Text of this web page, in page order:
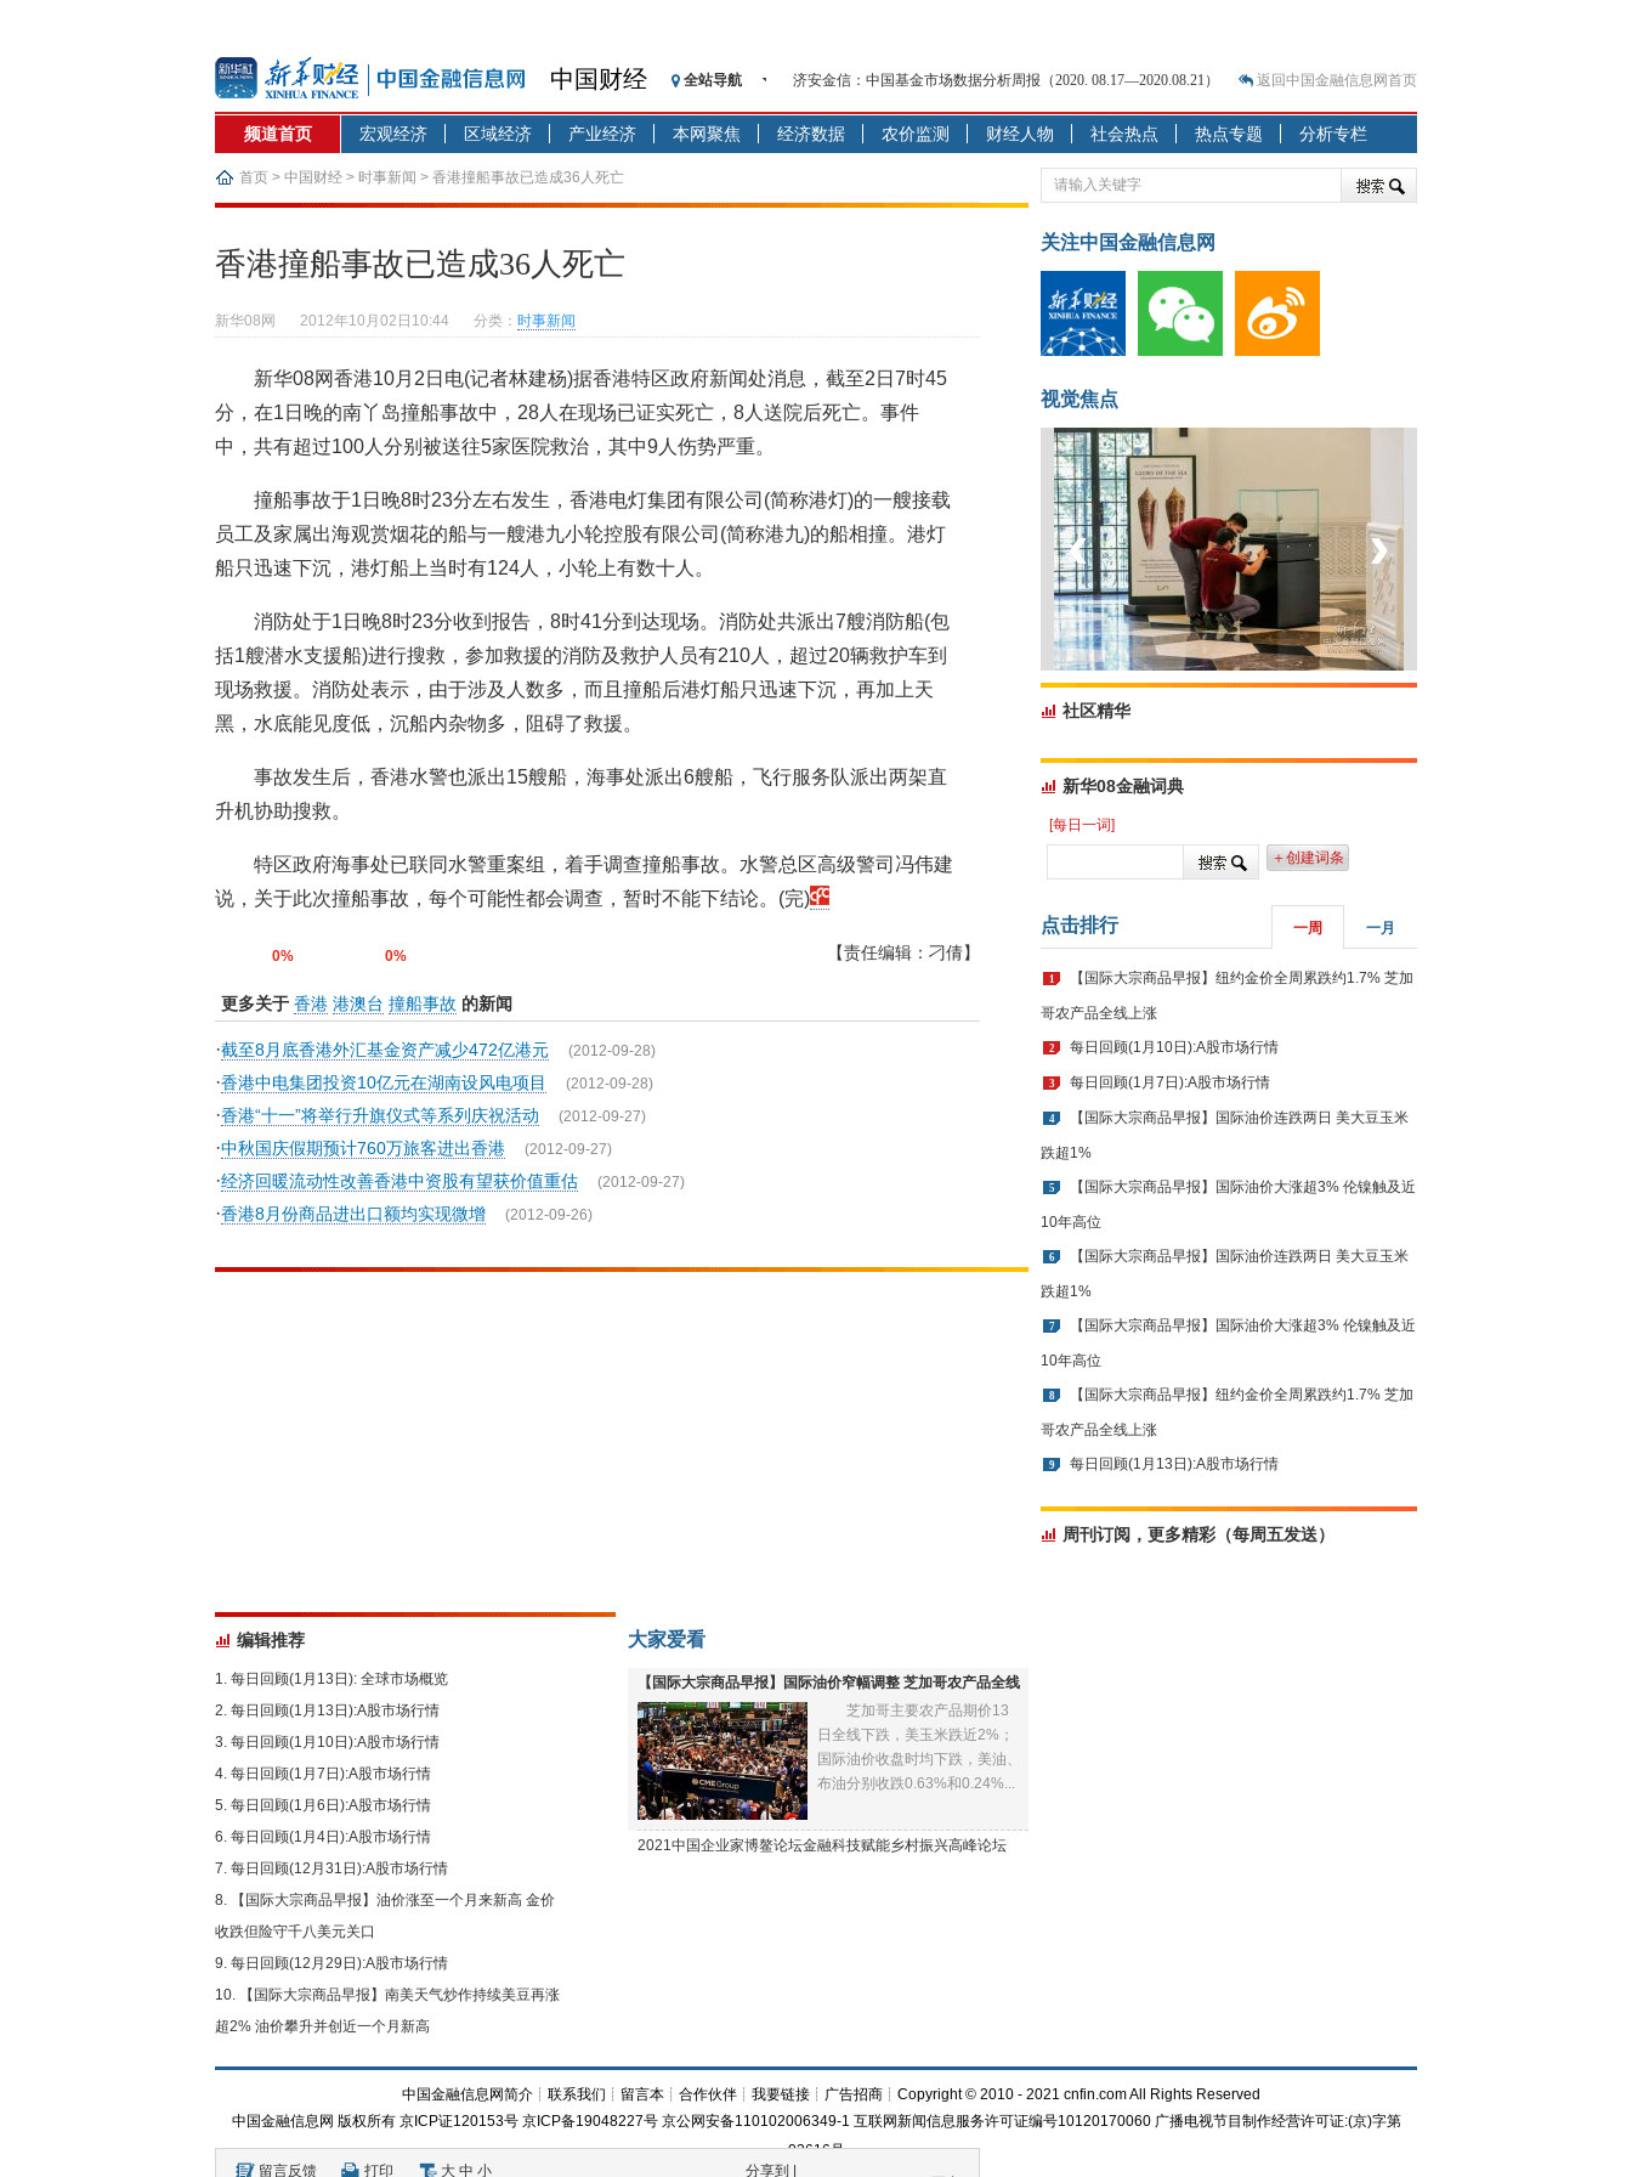
中国财经 全站导航
济安金信：中国基金市场数据分析周报（2020. 08.17—2020.08.21）
【见·闻】疫情下，新加坡旅游业步履维艰
记者手记：疫情下的香港零售业如何浴火重生？
【见·闻】疫情下一家香港传统零售商的转型突围之旅
济安金信：中国基金市场数据分析周报（2020. 07.27—2020.07.31）
【新华财经调查】同业存单、结构性存款玩起“跷跷板” 结构性失衡藏
央行公开市场净投放300亿元 短端资金利率明显下行
基本面及股市双轮冲击 债市回调十年期债表现最弱
沥青期货连续两日涨逾3% 沪银及两粕涨势喜人
恒生聚源：北斗收官之星发射成功，全产业链解析
返回中国金融信息网首页
频道首页 宏观经济 区域经济 产业经济 本网聚焦 经济数据 农价监测 财经人物 社会热点 热点专题 分析专栏
首页 > 中国财经 > 时事新闻 > 香港撞船事故已造成36人死亡
香港撞船事故已造成36人死亡
新华08网 2012年10月02日10:44 分类： 时事新闻
新华08网香港10月2日电(记者林建杨)据香港特区政府新闻处消息，截至2日7时45
分，在1日晚的南丫岛撞船事故中，28人在现场已证实死亡，8人送院后死亡。事件
中，共有超过100人分别被送往5家医院救治，其中9人伤势严重。
撞船事故于1日晚8时23分左右发生，香港电灯集团有限公司(简称港灯)的一艘接载
员工及家属出海观赏烟花的船与一艘港九小轮控股有限公司(简称港九)的船相撞。港灯
船只迅速下沉，港灯船上当时有124人，小轮上有数十人。
消防处于1日晚8时23分收到报告，8时41分到达现场。消防处共派出7艘消防船(包
括1艘潜水支援船)进行搜救，参加救援的消防及救护人员有210人，超过20辆救护车到
现场救援。消防处表示，由于涉及人数多，而且撞船后港灯船只迅速下沉，再加上天
黑，水底能见度低，沉船内杂物多，阻碍了救援。
事故发生后，香港水警也派出15艘船，海事处派出6艘船，飞行服务队派出两架直
升机协助搜救。
特区政府海事处已联同水警重案组，着手调查撞船事故。水警总区高级警司冯伟建
说，关于此次撞船事故，每个可能性都会调查，暂时不能下结论。(完)
0% 0% 【责任编辑：刁倩】
更多关于 香港 港澳台 撞船事故 的新闻
·截至8月底香港外汇基金资产减少472亿港元 (2012-09-28)
·香港中电集团投资10亿元在湖南设风电项目 (2012-09-28)
·香港“十一”将举行升旗仪式等系列庆祝活动 (2012-09-27)
·中秋国庆假期预计760万旅客进出香港 (2012-09-27)
·经济回暖流动性改善香港中资股有望获价值重估 (2012-09-27)
·香港8月份商品进出口额均实现微增 (2012-09-26)
留言反馈 打印 大 中 小 分享到 |
编辑推荐
每日回顾(1月13日): 全球市场概览
每日回顾(1月13日):A股市场行情
每日回顾(1月10日):A股市场行情
每日回顾(1月7日):A股市场行情
每日回顾(1月6日):A股市场行情
每日回顾(1月4日):A股市场行情
每日回顾(12月31日):A股市场行情
【国际大宗商品早报】油价涨至一个月来新高 金价
收跌但险守千八美元关口
每日回顾(12月29日):A股市场行情
【国际大宗商品早报】南美天气炒作持续美豆再涨
超2% 油价攀升并创近一个月新高
大家爱看
【国际大宗商品早报】国际油价窄幅调整 芝加哥农产品全线
下跌
芝加哥主要农产品期价13
日全线下跌，美玉米跌近2%；
国际油价收盘时均下跌，美油、
布油分别收跌0.63%和0.24%...
2021中国企业家博鳌论坛金融科技赋能乡村振兴高峰论坛
关注中国金融信息网
视觉焦点
菲律宾：防疫降级
‹ ›
社区精华
新华08金融词典
[每日一词]
＋创建词条
点击排行 一周 一月
1 【国际大宗商品早报】纽约金价全周累跌约1.7% 芝加
哥农产品全线上涨
2 每日回顾(1月10日):A股市场行情
3 每日回顾(1月7日):A股市场行情
4 【国际大宗商品早报】国际油价连跌两日 美大豆玉米
跌超1%
5 【国际大宗商品早报】国际油价大涨超3% 伦镍触及近
10年高位
6 【国际大宗商品早报】国际油价连跌两日 美大豆玉米
跌超1%
7 【国际大宗商品早报】国际油价大涨超3% 伦镍触及近
10年高位
8 【国际大宗商品早报】纽约金价全周累跌约1.7% 芝加
哥农产品全线上涨
9 每日回顾(1月13日):A股市场行情
周刊订阅，更多精彩（每周五发送）
中国金融信息网简介┊ 联系我们 ┊ 留言本┊ 合作伙伴┊ 我要链接┊ 广告招商┊Copyright © 2010 - 2021 cnfin.com All Rights Reserved
中国金融信息网 版权所有 京ICP证120153号京ICP备19048227号 京公网安备110102006349-1 互联网新闻信息服务许可证编号10120170060 广播电视节目制作经营许可证:(京)字第
03616号